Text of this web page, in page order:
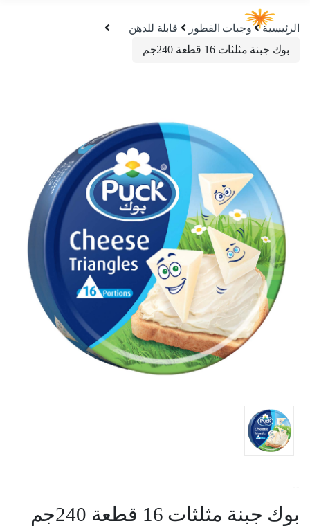
الرئيسية وجبات الفطور
قابلة للدهن
بوك جبنة مثلثات 16 قطعة 240جم
--
بوك جبنة مثلثات 16 قطعة 240جم